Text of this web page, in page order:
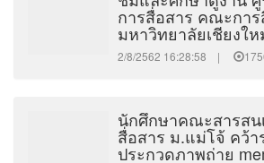
การสื่อสาร คณะกา
มหาวิทยาลัยเชียงให
2/8/2562 16:28:58 |
นักศึกษาคณะสารสน
สื่อสาร ม.แม่โจ้ คว้า
ประกวดภาพถ่าย